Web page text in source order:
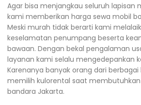
Agar bisa menjangkau seluruh lapisan
kami memberikan harga sewa mobil
Meski murah tidak berarti kami
keselamatan penumpang beserta
bawaan. Dengan bekal pengalaman
layanan kami selalu mengedepankan
Karenanya banyak orang dari
memilih kulorental saat
bandara Jakarta.